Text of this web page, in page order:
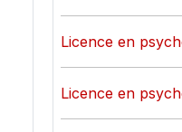
Licence en
Licence en